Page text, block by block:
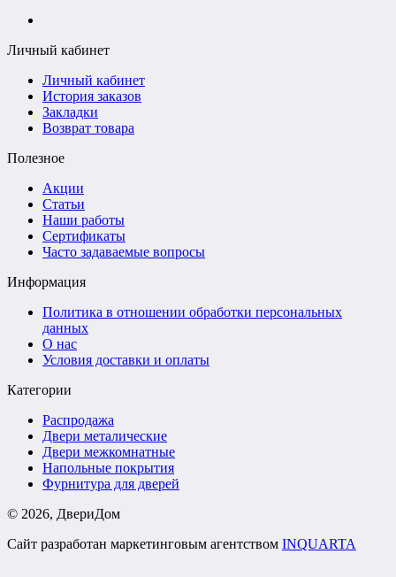
Личный кабинет
Личный кабинет
История заказов
Закладки
Возврат товара
Полезное
Акции
Статьи
Наши работы
Сертификаты
Часто задаваемые вопросы
Информация
Политика в отношении обработки персональных
данных
О нас
Условия доставки и оплаты
Категории
Распродажа
Двери металические
Двери межкомнатные
Напольные покрытия
Фурнитура для дверей
© 2026, ДвериДом
Сайт разработан маркетинговым агентством INQUARTA